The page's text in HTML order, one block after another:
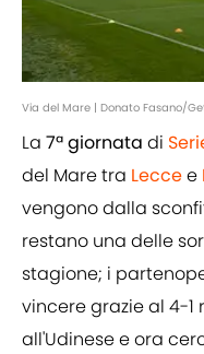
Via del Mare | Donato Fasano/
La 7ª giornata di
del Mare tra Leccee
vengono dalla
restano una delle
stagione; i
vincere grazie al 4-
all'Udinese e ora